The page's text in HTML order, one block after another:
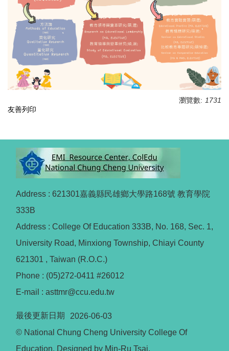
瀏覽數: 1731
友善列印
Address : 621301嘉義縣民雄鄉大學路168號 教育學院
333B
Address : College Of Education 333B, No. 168, Sec. 1,
University Road, Minxiong Township, Chiayi County
621301 , Taiwan (R.O.C.)
Phone : (05)272-0411 #26012
E-mail : asttmr@ccu.edu.tw
最後更新日期
2026-06-03
© National Chung Cheng University College Of
Education. Designed by Min-Ru Tsai.